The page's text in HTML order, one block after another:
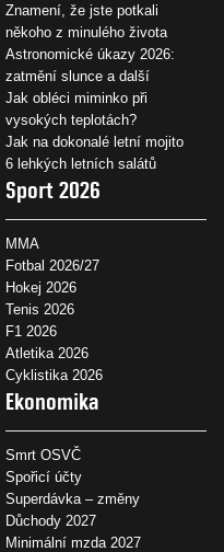
Znamení, že jste potkali
někoho z minulého života
Astronomické úkazy 2026:
zatmění slunce a další
Jak obléci miminko při
vysokých teplotách?
Jak na dokonalé letní mojito
6 lehkých letních salátů
Sport 2026
MMA
Fotbal 2026/27
Hokej 2026
Tenis 2026
F1 2026
Atletika 2026
Cyklistika 2026
Ekonomika
Smrt OSVČ
Spořicí účty
Superdávka – změny
Důchody 2027
Minimální mzda 2027